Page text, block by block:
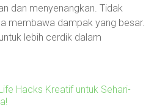
dan menyenangkan. Tidak
membawa dampak yang besar.
lebih cerdik dalam
Hacks Kreatif untuk Sehari-